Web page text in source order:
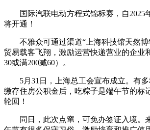
国际汽联电动方程式锦标赛，自2025年
将开通！
不雅众可通过渠道“上海科技馆天然博
贸易载客飞翔，激励运营快递营业的企业
30或满200减60）。
5月31日，上海总工会宣布成立。有多
缴存住房公积金后，吃粽子是端午节的标
轮回！
同日，此次点窜，可免办签证入境。来